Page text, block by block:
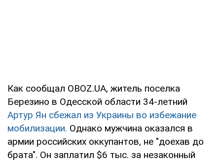
Как сообщал OBOZ.UA, житель поселка
Березино в Одесской области 34-летний
Артур Ян сбежал из Украины во избежание
мобилизации. Однако мужчина оказался в
армии российских оккупантов, не "доехав до
брата". Он заплатил $6 тыс. за незаконный